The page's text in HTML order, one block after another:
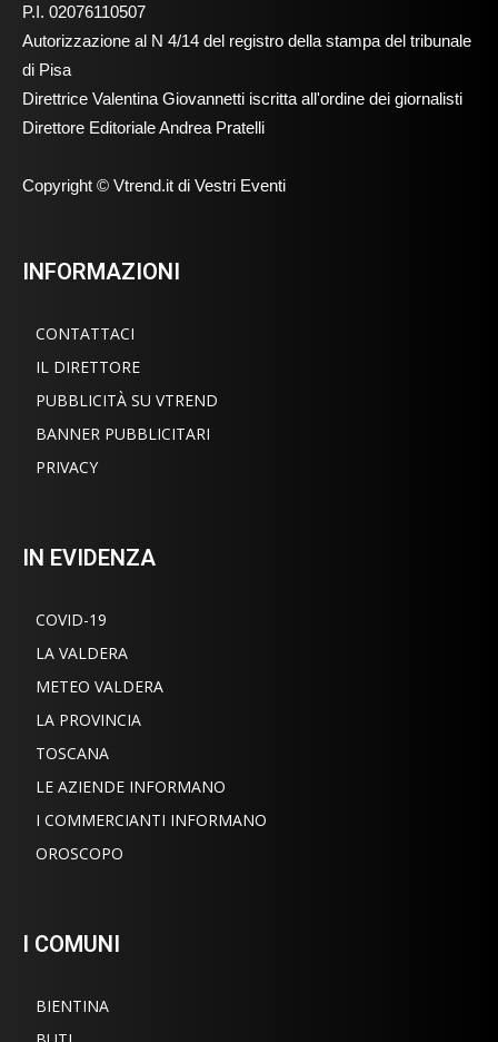
P.I. 02076110507
Autorizzazione al N 4/14 del registro della stampa del tribunale
di Pisa
Direttrice Valentina Giovannetti iscritta all'ordine dei giornalisti
Direttore Editoriale Andrea Pratelli
Copyright © Vtrend.it di Vestri Eventi
INFORMAZIONI
CONTATTACI
IL DIRETTORE
PUBBLICITÀ SU VTREND
BANNER PUBBLICITARI
PRIVACY
IN EVIDENZA
COVID-19
LA VALDERA
METEO VALDERA
LA PROVINCIA
TOSCANA
LE AZIENDE INFORMANO
I COMMERCIANTI INFORMANO
OROSCOPO
I COMUNI
BIENTINA